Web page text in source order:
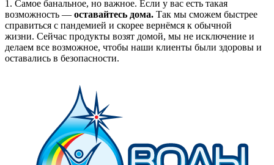
1. Самое банальное, но важное. Если у вас есть такая
возможность — оставайтесь дома. Так мы сможем быстрее
справиться с пандемией и скорее вернёмся к обычной
жизни. Сейчас продукты возят домой, мы не исключение и
делаем все возможное, чтобы наши клиенты были здоровы и
оставались в безопасности.